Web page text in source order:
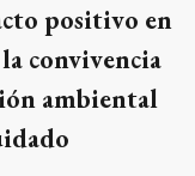
positivo en
convivencia
ambiental